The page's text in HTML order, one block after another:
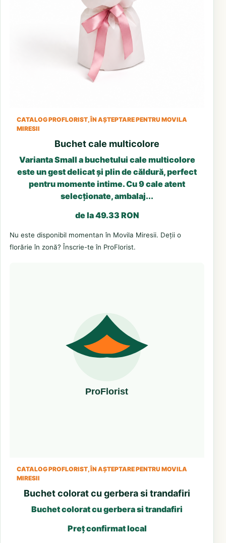
CATALOG PROFLORIST, ÎN AȘTEPTARE PENTRU MOVILA
MIRESII
Buchet cale multicolore
Varianta Small a buchetului cale multicolore
este un gest delicat și plin de căldură, perfect
pentru momente intime. Cu 9 cale atent
selecționate, ambalaj...
de la 49.33 RON
Nu este disponibil momentan în Movila Miresii. Deții o
florărie în zonă? Înscrie-te în ProFlorist.
CATALOG PROFLORIST, ÎN AȘTEPTARE PENTRU MOVILA
MIRESII
Buchet colorat cu gerbera si trandafiri
Buchet colorat cu gerbera si trandafiri
Preț confirmat local